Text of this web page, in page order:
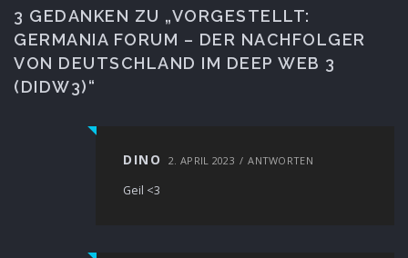
3 GEDANKEN ZU „VORGESTELLT:
GERMANIA FORUM – DER NACHFOLGER
VON DEUTSCHLAND IM DEEP WEB 3
(DIDW3)“
DINO 2. APRIL 2023 ANTWORTEN
Geil <3